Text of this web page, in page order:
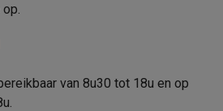
van 8u30 tot 18u en op